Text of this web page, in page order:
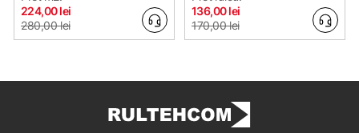
224,00 lei
280,00 lei
136,00 lei
170,00 lei